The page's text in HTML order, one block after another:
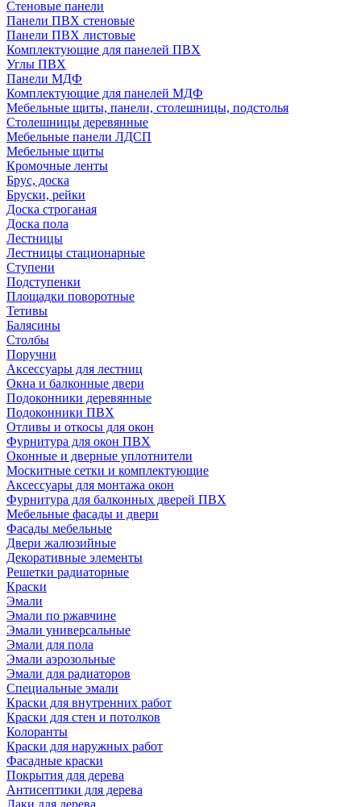
Стеновые панели
Панели ПВХ стеновые
Панели ПВХ листовые
Комплектующие для панелей ПВХ
Углы ПВХ
Панели МДФ
Комплектующие для панелей МДФ
Мебельные щиты, панели, столешницы, подстолья
Столешницы деревянные
Мебельные панели ЛДСП
Мебельные щиты
Кромочные ленты
Брус, доска
Бруски, рейки
Доска строганая
Доска пола
Лестницы
Лестницы стационарные
Ступени
Подступенки
Площадки поворотные
Тетивы
Балясины
Столбы
Поручни
Аксессуары для лестниц
Окна и балконные двери
Подоконники деревянные
Подоконники ПВХ
Отливы и откосы для окон
Фурнитура для окон ПВХ
Оконные и дверные уплотнители
Москитные сетки и комплектующие
Аксессуары для монтажа окон
Фурнитура для балконных дверей ПВХ
Мебельные фасады и двери
Фасады мебельные
Двери жалюзийные
Декоративные элементы
Решетки радиаторные
Краски
Эмали
Эмали по ржавчине
Эмали универсальные
Эмали для пола
Эмали аэрозольные
Эмали для радиаторов
Специальные эмали
Краски для внутренних работ
Краски для стен и потолков
Колоранты
Краски для наружных работ
Фасадные краски
Покрытия для дерева
Антисептики для дерева
Лаки для дерева